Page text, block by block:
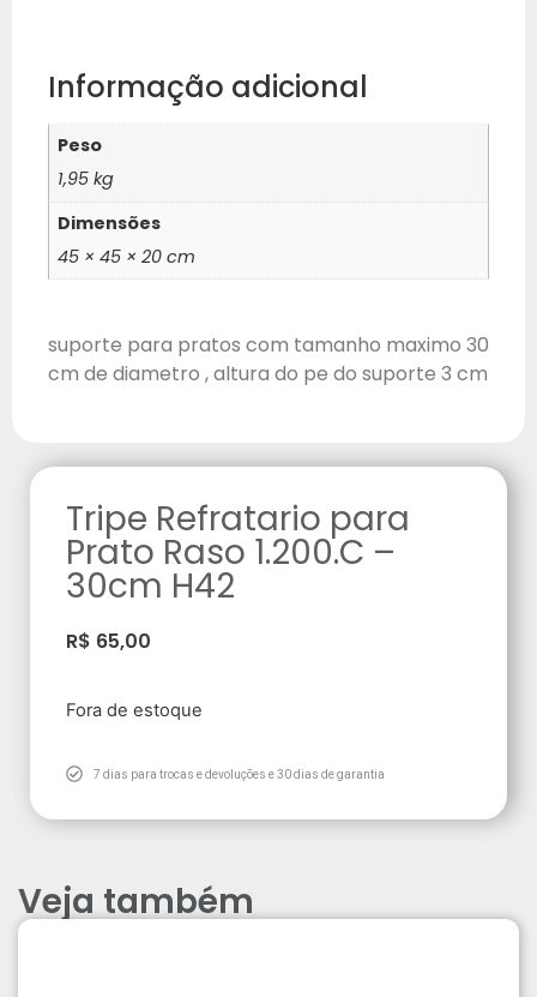
Informação adicional
Peso
1,95 kg
Dimensões
45 × 45 × 20 cm
suporte para pratos com tamanho maximo 30
cm de diametro , altura do pe do suporte 3 cm
Tripe Refratario para
Prato Raso 1.200.C –
30cm H42
R$ 65,00
Fora de estoque
7 dias para trocas e devoluções e 30 dias de garantia
Veja também